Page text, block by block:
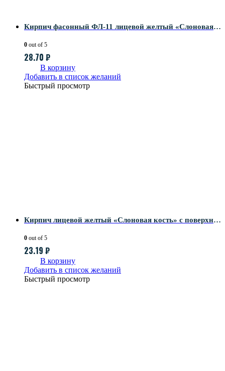
Кирпич фасонный ФЛ-11 лицевой желтый «Слоновая кость»
0 out of 5
28.70 ₽
В корзину
Добавить в список желаний
Быстрый просмотр
Кирпич лицевой желтый «Слоновая кость» с поверхностью Береста
0 out of 5
23.19 ₽
В корзину
Добавить в список желаний
Быстрый просмотр